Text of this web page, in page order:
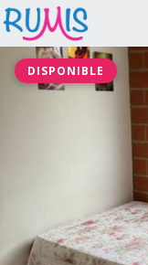
DISPONIBLE